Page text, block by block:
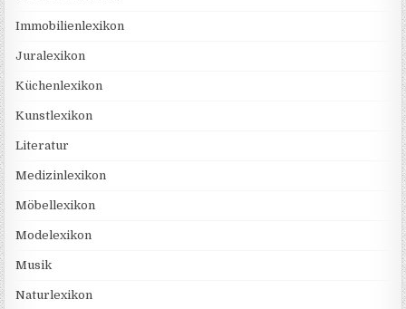
Immobilienlexikon
Juralexikon
Küchenlexikon
Kunstlexikon
Literatur
Medizinlexikon
Möbellexikon
Modelexikon
Musik
Naturlexikon